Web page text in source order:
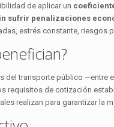
de aplicar un
sufrir penalizaciones
estrés constante, riesgos
del transporte público —entre
requisitos de cotización
realizan para garantizar la